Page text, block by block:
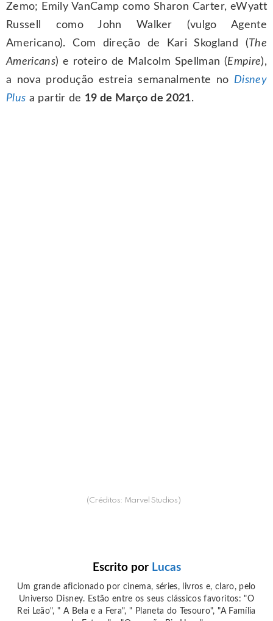
Zemo; Emily VanCamp como Sharon Carter, eWyatt
Russell como John Walker (vulgo Agente
Americano). Com direção de Kari Skogland (The
Americans) e roteiro de Malcolm Spellman (Empire),
a nova produção estreia semanalmente no Disney
Plus a partir de 19 de Março de 2021.
(Créditos: Marvel Studios)
Escrito por Lucas
Um grande aficionado por cinema, séries, livros e, claro, pelo
Universo Disney. Estão entre os seus clássicos favoritos: "O
Rei Leão", " A Bela e a Fera", " Planeta do Tesouro", "A Família